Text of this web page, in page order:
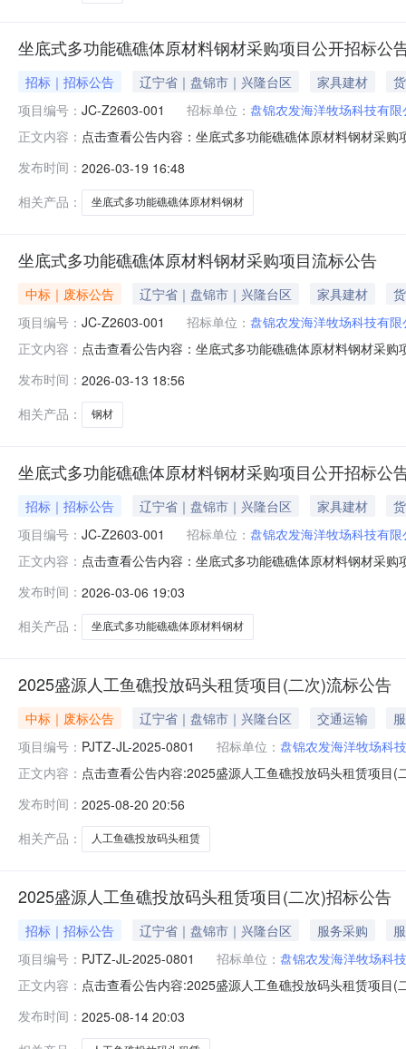
坐底式多功能礁礁体原材料钢材采购项目公开招标公
招标｜招标公告 辽宁省｜盘锦市｜兴隆台区 家具建材
项目编号： JC-Z2603-001 招标单位： 盘锦农发海洋牧场科技有限
正文内容： 点击查看公告内容：坐底式多功能礁礁体原材料钢材采
发布时间： 2026-03-19 16:48
相关产品：
坐底式多功能礁礁体原材料钢材
坐底式多功能礁礁体原材料钢材采购项目流标公告
中标｜废标公告 辽宁省｜盘锦市｜兴隆台区 家具建材
项目编号： JC-Z2603-001 招标单位： 盘锦农发海洋牧场科技有限
正文内容： 点击查看公告内容：坐底式多功能礁礁体原材料钢材采购
发布时间： 2026-03-13 18:56
相关产品：
钢材
坐底式多功能礁礁体原材料钢材采购项目公开招标公
招标｜招标公告 辽宁省｜盘锦市｜兴隆台区 家具建材
项目编号： JC-Z2603-001 招标单位： 盘锦农发海洋牧场科技有限
正文内容： 点击查看公告内容：坐底式多功能礁礁体原材料钢材采购
发布时间： 2026-03-06 19:03
相关产品：
坐底式多功能礁礁体原材料钢材
2025盛源人工鱼礁投放码头租赁项目(二次)流标公告
中标｜废标公告 辽宁省｜盘锦市｜兴隆台区 交通运输
项目编号： PJTZ-JL-2025-0801 招标单位： 盘锦农发海洋牧场科
正文内容： 点击查看公告内容:2025盛源人工鱼礁投放码头租赁项目
公司地址：辽宁省盘锦市兴海街道市经济开发区中华路
发布时间： 2025-08-20 20:56
相关产品：
人工鱼礁投放码头租赁
2025盛源人工鱼礁投放码头租赁项目(二次)招标公告
招标｜招标公告 辽宁省｜盘锦市｜兴隆台区 服务采购
项目编号： PJTZ-JL-2025-0801 招标单位： 盘锦农发海洋牧场科
正文内容： 点击查看公告内容:2025盛源人工鱼礁投放码头租赁项目
公司。本项目已具备招标条件，现招标方式为公开招标
发布时间： 2025-08-14 20:03